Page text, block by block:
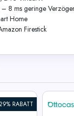
8 ms geringe
Home
Firestick
RABATT